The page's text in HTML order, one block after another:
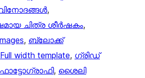
ചിത്ര ശീർഷകം
, ബ്ലോക്ക്
Full width template, ഗ്രിഡ്
, ശൈലി